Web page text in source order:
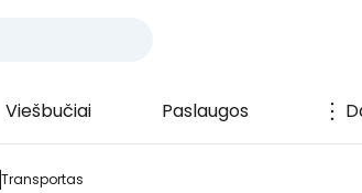
Viešbučiai Paslaugos
Transportas